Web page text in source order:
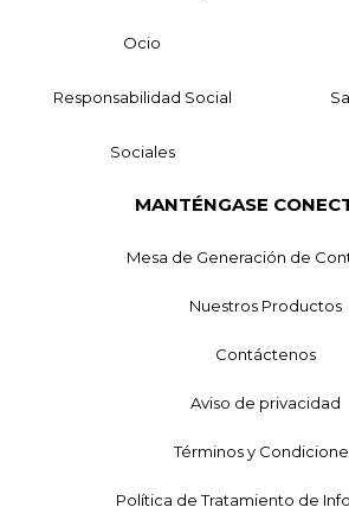
Ocio
Responsabilidad Social
Sociales
MANTÉNGASE
Mesa de Generación de
Nuestros Productos
Contáctenos
Aviso de privacidad
Términos y
Política de Tratamiento de